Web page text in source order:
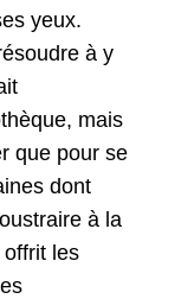
yeux.
à y
mais
que pour se
dont
à la
les